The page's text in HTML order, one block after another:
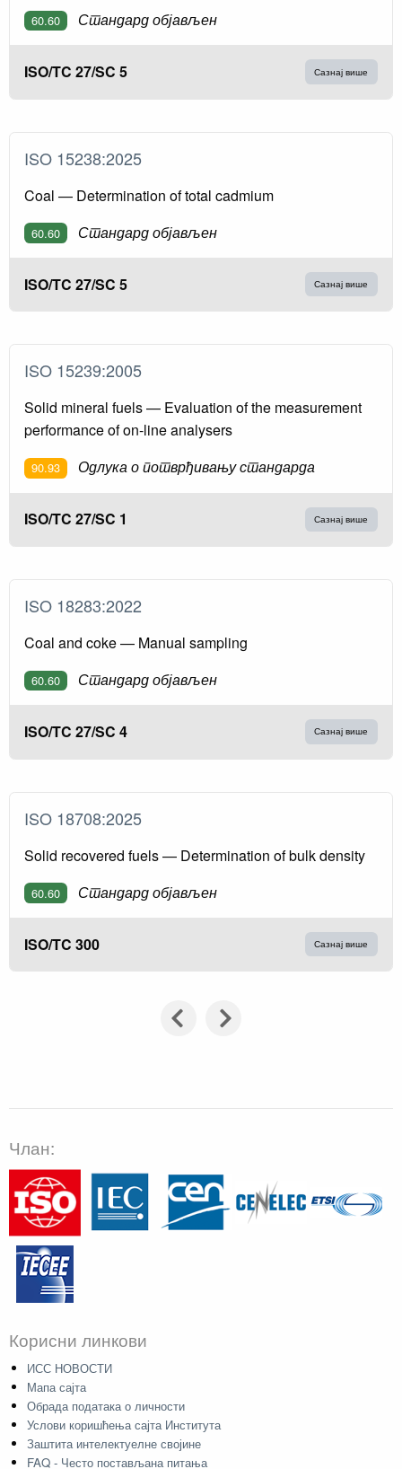
60.60 Стандард објављен
ISO/TC 27/SC 5 Сазнај више
ISO 15238:2025
Coal — Determination of total cadmium
60.60 Стандард објављен
ISO/TC 27/SC 5 Сазнај више
ISO 15239:2005
Solid mineral fuels — Evaluation of the measurement
performance of on-line analysers
90.93 Одлука о потврђивању стандарда
ISO/TC 27/SC 1 Сазнај више
ISO 18283:2022
Coal and coke — Manual sampling
60.60 Стандард објављен
ISO/TC 27/SC 4 Сазнај више
ISO 18708:2025
Solid recovered fuels — Determination of bulk density
60.60 Стандард објављен
ISO/TC 300 Сазнај више
Члан:
Корисни линкови
ИСС НОВОСТИ
Мапа сајта
Обрада података о личности
Услови коришћења сајта Института
Заштита интелектуелне својине
FAQ - Често постављана питања